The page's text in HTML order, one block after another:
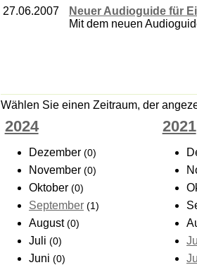
27.06.2007
Neuer Audioguide für
Mit dem neuen
Wählen Sie einen Zeitraum, der
2024
Dezember (0)
November (0)
Oktober (0)
September (1)
August (0)
Juli (0)
Juni (0)
2021